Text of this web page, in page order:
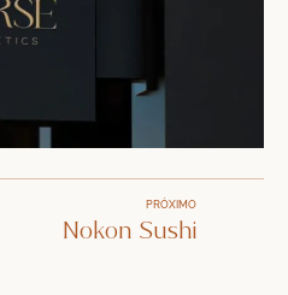
PRÓXIMO
Nokon Sushi